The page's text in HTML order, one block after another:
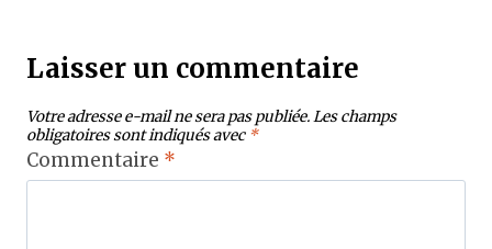
Laisser un commentaire
Votre adresse e-mail ne sera pas publiée.Les champs
obligatoires sont indiqués avec *
Commentaire *